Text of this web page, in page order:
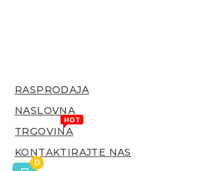
RASPRODAJA
NASLOVNA
TRGOVINA
KONTAKTIRAJTE NAS
0